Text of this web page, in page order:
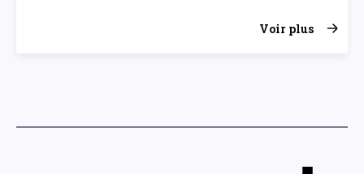
Voir plus